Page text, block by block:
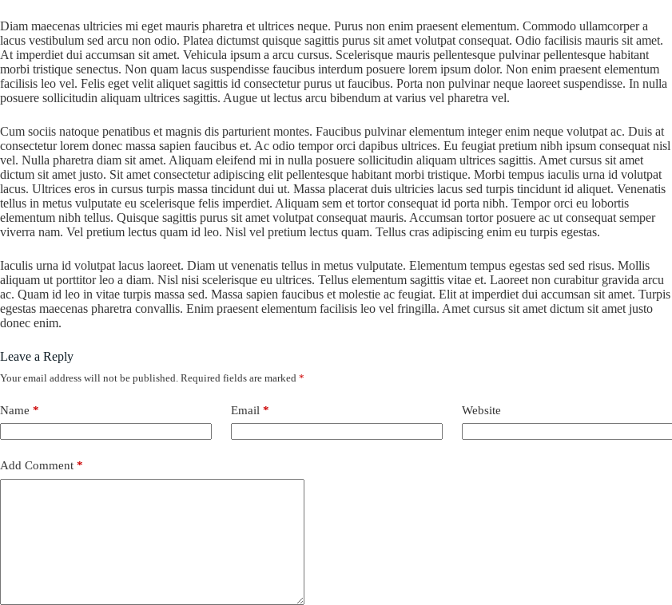
Diam maecenas ultricies mi eget mauris pharetra et ultrices neque. Purus non enim praesent elementum. Commodo ullamcorper a
lacus vestibulum sed arcu non odio. Platea dictumst quisque sagittis purus sit amet volutpat consequat. Odio facilisis mauris sit amet.
At imperdiet dui accumsan sit amet. Vehicula ipsum a arcu cursus. Scelerisque mauris pellentesque pulvinar pellentesque habitant
morbi tristique senectus. Non quam lacus suspendisse faucibus interdum posuere lorem ipsum dolor. Non enim praesent elementum
facilisis leo vel. Felis eget velit aliquet sagittis id consectetur purus ut faucibus. Porta non pulvinar neque laoreet suspendisse. In nulla
posuere sollicitudin aliquam ultrices sagittis. Augue ut lectus arcu bibendum at varius vel pharetra vel.
Cum sociis natoque penatibus et magnis dis parturient montes. Faucibus pulvinar elementum integer enim neque volutpat ac. Duis at
consectetur lorem donec massa sapien faucibus et. Ac odio tempor orci dapibus ultrices. Eu feugiat pretium nibh ipsum consequat nisl
vel. Nulla pharetra diam sit amet. Aliquam eleifend mi in nulla posuere sollicitudin aliquam ultrices sagittis. Amet cursus sit amet
dictum sit amet justo. Sit amet consectetur adipiscing elit pellentesque habitant morbi tristique. Morbi tempus iaculis urna id volutpat
lacus. Ultrices eros in cursus turpis massa tincidunt dui ut. Massa placerat duis ultricies lacus sed turpis tincidunt id aliquet. Venenatis
tellus in metus vulputate eu scelerisque felis imperdiet. Aliquam sem et tortor consequat id porta nibh. Tempor orci eu lobortis
elementum nibh tellus. Quisque sagittis purus sit amet volutpat consequat mauris. Accumsan tortor posuere ac ut consequat semper
viverra nam. Vel pretium lectus quam id leo. Nisl vel pretium lectus quam. Tellus cras adipiscing enim eu turpis egestas.
Iaculis urna id volutpat lacus laoreet. Diam ut venenatis tellus in metus vulputate. Elementum tempus egestas sed sed risus. Mollis
aliquam ut porttitor leo a diam. Nisl nisi scelerisque eu ultrices. Tellus elementum sagittis vitae et. Laoreet non curabitur gravida arcu
ac. Quam id leo in vitae turpis massa sed. Massa sapien faucibus et molestie ac feugiat. Elit at imperdiet dui accumsan sit amet. Turpis
egestas maecenas pharetra convallis. Enim praesent elementum facilisis leo vel fringilla. Amet cursus sit amet dictum sit amet justo
donec enim.
Leave a Reply
Your email address will not be published. Required fields are marked *
Name * Email * Website
Add Comment *